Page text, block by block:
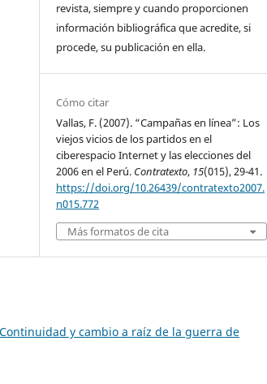
revista, siempre y cuando proporcionen
información bibliográfica que acredite, si
procede, su publicación en ella.
Cómo citar
Vallas, F. (2007). “Campañas en línea”: Los
viejos vicios de los partidos en el
ciberespacio Internet y las elecciones del
2006 en el Perú. Contratexto, 15(015), 29-41.
https://doi.org/10.26439/contratexto2007.
n015.772
Más formatos de cita
y cambio a raíz de la guerra de